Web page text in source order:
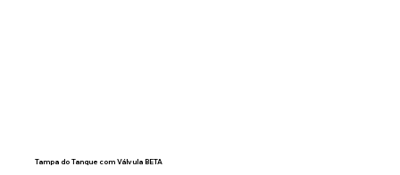
Tampa do Tanque com Válvula BETA